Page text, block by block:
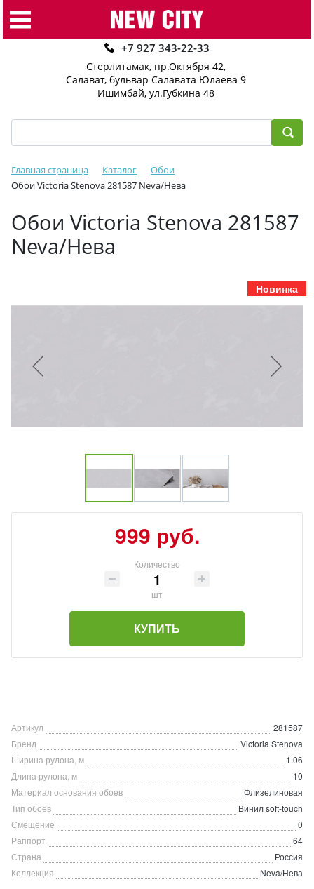
+7 927 343-22-33
Стерлитамак, пр.Октября 42,
Салават, бульвар Салавата Юлаева 9
Ишимбай, ул.Губкина 48
Главная страница Каталог
Обои
Обои Victoria Stenova 281587 Neva/Нева
Обои Victoria Stenova 281587
Neva/Нева
Новинка
999 руб.
Количество
шт
КУПИТЬ
Артикул
281587
Бренд
Victoria Stenova
Ширина рулона, м
1.06
Длина рулона, м
10
Материал основания обоев
Флизелиновая
Тип обоев
Винил soft-touch
Смещение
0
Раппорт
64
Страна
Россия
Коллекция
Neva/Нева